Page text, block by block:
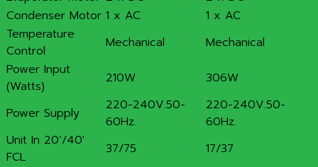
Condenser Motor 1 x AC
1 x AC
Temperature
Control
Mechanical
Mechanical
Power Input
(Watts)
210W 306W
Power Supply
220-240V.50-
60Hz.
220-240V.50-
60Hz.
Unit In 20’/40′
FCL
37/75 17/37